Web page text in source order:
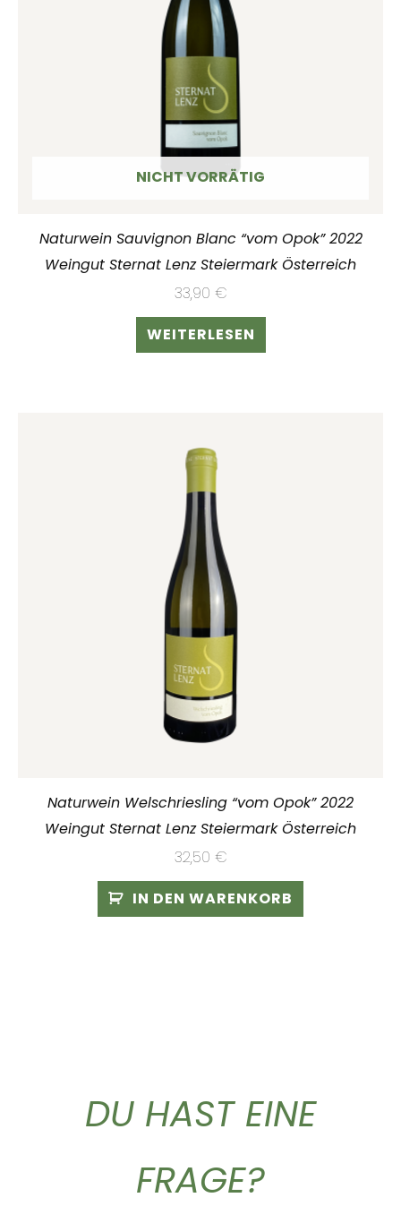
NICHT VORRÄTIG
Naturwein Sauvignon Blanc “vom Opok” 2022
Weingut Sternat Lenz Steiermark Österreich
33,90 €
WEITERLESEN
Naturwein Welschriesling “vom Opok” 2022
Weingut Sternat Lenz Steiermark Österreich
32,50 €
IN DEN WARENKORB
DU HAST EINE
FRAGE?